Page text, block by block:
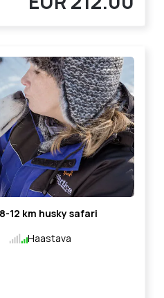
12 km husky safari
Haastava